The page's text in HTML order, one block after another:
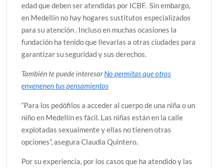
edad que deben ser atendidas por ICBF. Sin embargo,
en Medellín no hay hogares sustitutos especializados
para su atención . Incluso en muchas ocasiones la
fundación ha tenido que llevarlas a otras ciudades para
garantizar su seguridad y sus derechos.
También te puede interesarNo permitas que otros
envenenen tus pensamientos
“Para los pedófilos a acceder al cuerpo de una niña o un
niño en Medellín es fácil. Las niñas están en la calle
explotadas sexualmente y ellas no tienen otras
opciones”, asegura Claudia Quintero.
Por su experiencia, por los casos que ha atendido y las